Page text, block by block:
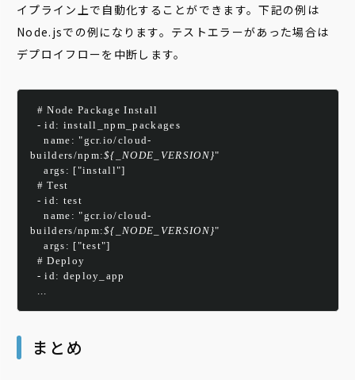
イプライン上で自動化することができます。下記の例は
Node.jsでの例になります。テストエラーがあった場合は
デプロイフローを中断します。
  # Node Package Install
  - id: install_npm_packages
    name: "gcr.io/cloud-
builders/npm:${_NODE_VERSION}"
    args: ["install"]
  # Test
  - id: test
    name: "gcr.io/cloud-
builders/npm:${_NODE_VERSION}"
args: ["test"]
# Deploy
  - id: deploy_app
まとめ